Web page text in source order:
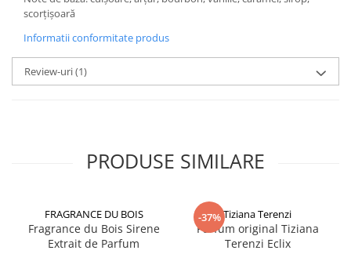
scorțișoară
Informatii conformitate produs
Review-uri(1)
PRODUSE SIMILARE
FRAGRANCE DU BOIS
Fragrance du Bois Sirene
Extrait de Parfum
-37%Tiziana Terenzi
Parfum original Tiziana
Terenzi Eclix